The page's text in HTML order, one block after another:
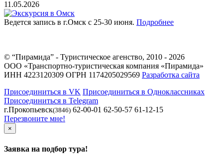
11.05.2026
Ведется запись в г.Омск с 25-30 июня. Подробнее
© “Пирамида” - Туристическое агенство, 2010 - 2026
ООО «Транспортно-туристическая компания «Пирамида»
ИНН 4223120309 ОГРН 1174205029569 Разработка сайта
Присоединиться в VK Присоединиться в Одноклассниках
Присоединиться в Telegram
г.Прокопьевск(3846) 62-00-01 62-50-57 61-12-15
Перезвоните мне!
×
Заявка на подбор тура!